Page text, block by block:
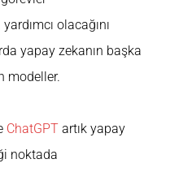
olacağını
yapay zekanın başka
modeller.
ChatGPT artık yapay
noktada